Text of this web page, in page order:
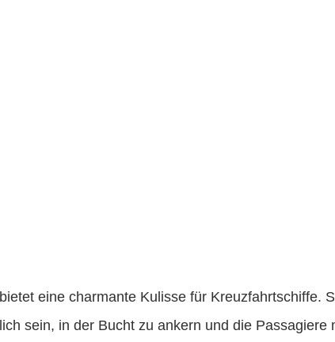
eine charmante Kulisse für Kreuzfahrtschiffe.
sein, in der Bucht zu ankern und die Passagiere